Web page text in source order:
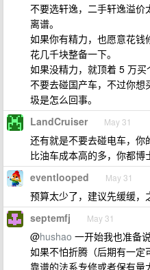
不要选轩逸，二手轩逸溢
离谱。
如果你有精力，也愿意花
花几千块整备一下。
如果没精力，就顶着 5 万买
不要去碰国产车，不过你想
圾是怎么回事。
LandCruiser May 31
还有就是不要去碰电车，
比油车成本高的多，你都博
eventlooped May 31
预算太少了，建议先缓缓
septemfj May 31
@hushao 一开始我也准备
如果不怕折腾（后期有一
靠谱的法系专修或者保有